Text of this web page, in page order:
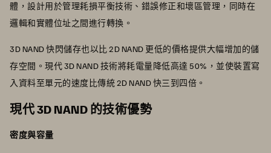
體，設計用於管理耗損平衡技術、錯誤修正和壞區管理，同時在
邏輯和實體位址之間進行轉換。
3D NAND 快閃儲存也以比 2D NAND 更低的價格提供大幅增加的儲
存空間。現代 3D NAND 技術將耗電量降低高達 50%，並使裝置寫
入資料至單元的速度比傳統 2D NAND 快三到四倍。
現代 3D NAND 的技術優勢
密度與容量